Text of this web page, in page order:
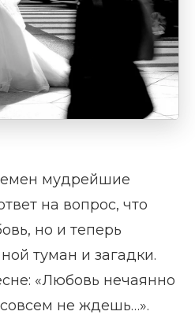
мудрейшие
на вопрос, что
но и теперь
туман и загадки.
«Любовь нечаянно
не ждешь…».